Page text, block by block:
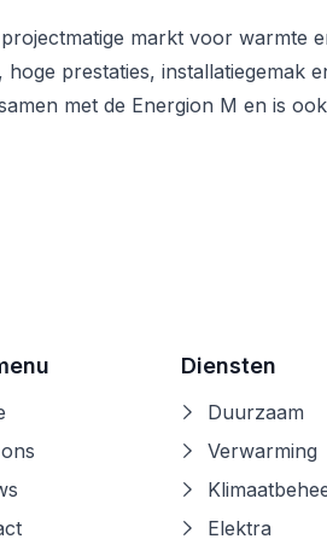
markt voor warmte
prestaties, installatiegemak
met de Energion M en is ook
Diensten
Duurzaam
Verwarming
Elektra